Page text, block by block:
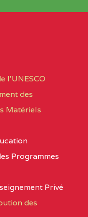
POLYVALENT
BP :
l’Enseignement
de septembre
publics
351 Bilingues
avec section bilingue
l’UNESCO
des
Matériels
Programmes
Privé
des